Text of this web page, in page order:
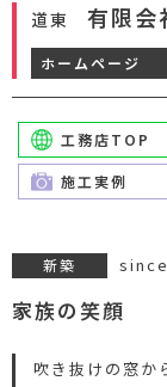
道東 有限会
ホームページ
工務店TOP
施工実例
新築
家族の笑顔
吹き抜けの窓か